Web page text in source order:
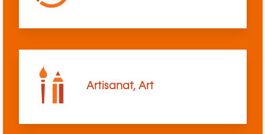
Artisanat, Art